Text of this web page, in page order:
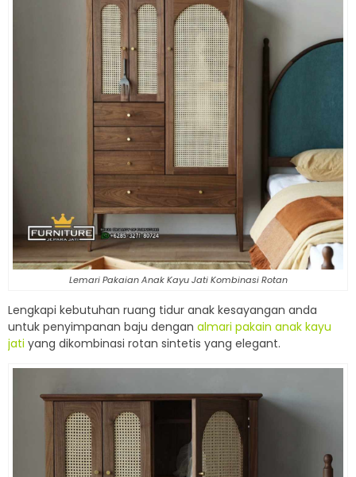
Lemari Pakaian Anak Kayu Jati Kombinasi Rotan
Lengkapi kebutuhan ruang tidur anak kesayangan anda
untuk penyimpanan baju dengan almari pakain anak kayu
jati yang dikombinasi rotan sintetis yang elegant.